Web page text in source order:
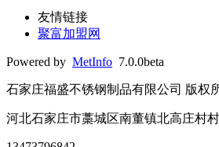
友情链接
聚富加盟网
Powered by MetInfo 7.0.0beta
石家庄福盛不锈钢制品有限公司 版权
河北石家庄市藁城区南董镇北高庄村